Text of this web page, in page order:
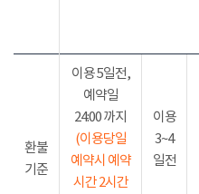
환불
기준
이용 5일전,
예약일
24:00 까지
(이용당일
예약시 예약
시간 2시간
이용
3~4
일전